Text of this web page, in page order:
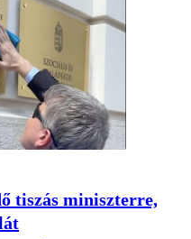
tiszás miniszterre,